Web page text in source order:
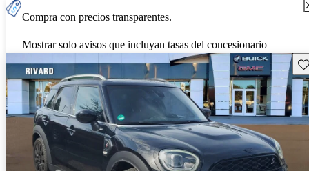
Compra con precios transparentes.
Mostrar solo avisos que incluyan tasas del concesionario